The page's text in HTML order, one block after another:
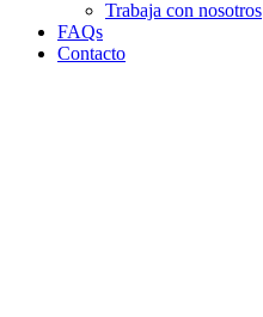
Trabaja con nosotros
FAQs
Contacto